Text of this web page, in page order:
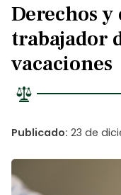
Derechos
trabajador
vacaciones
Publicado: 23 de